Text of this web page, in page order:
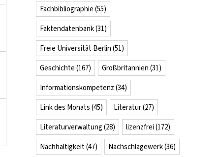
Fachbibliographie (55)
Faktendatenbank(31)
Freie Universität Berlin (51)
Geschichte (167) Großbritannien (31)
Informationskompetenz (34)
Link des Monats (45) Literatur(27)
Literaturverwaltung (28) lizenzfrei (172)
Nachhaltigkeit(47) Nachschlagewerk(36)